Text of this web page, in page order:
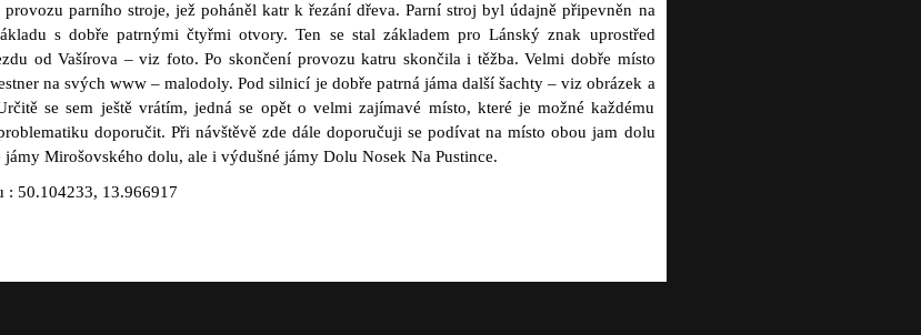
parního stroje, jež poháněl katr k řezání dřeva. Parní stroj byl údajně připevněn na
s dobře patrnými čtyřmi otvory. Ten se stal základem pro Lánský znak uprostřed
od Vašírova – viz foto. Po skončení provozu katru skončila i těžba. Velmi dobře místo
na svých www – malodoly. Pod silnicí je dobře patrná jáma další šachty – viz obrázek a
se sem ještě vrátím, jedná se opět o velmi zajímavé místo, které je možné každému
doporučit. Při návštěvě zde dále doporučuji se podívat na místo obou jam dolu
jámy Mirošovského dolu, ale i výdušné jámy Dolu Nosek Na Pustince.
: 50.104233, 13.966917